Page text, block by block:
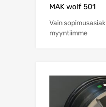
MAK wolf 501
Vain
myyntiimme